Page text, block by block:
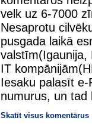
velk uz 6-7000
Nesaprotu
pusgada laikā
valstīm(Igaunija,
IT
Iesaku palasīt e-
numurus, un
Skatīt visus komentārus